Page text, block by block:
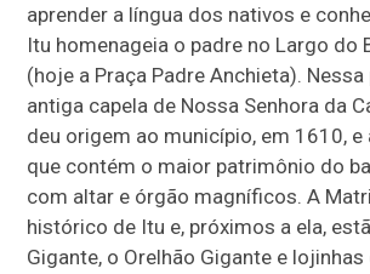
aprender a língua dos nativos e
Itu homenageia o padre no Largo do
(hoje a Praça Padre Anchieta).
antiga capela de Nossa Senhora da
deu origem ao município, em 1610,
que contém o maior patrimônio do
com altar e órgão magníficos. A
histórico de Itu e, próximos a ela,
Gigante, o Orelhão Gigante e